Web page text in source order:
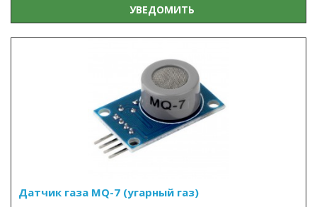
УВЕДОМИТЬ
Датчик газа MQ-7 (угарный газ)